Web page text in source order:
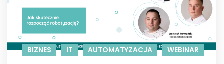
BIZNES IT AUTOMATYZACJA WEBINAR